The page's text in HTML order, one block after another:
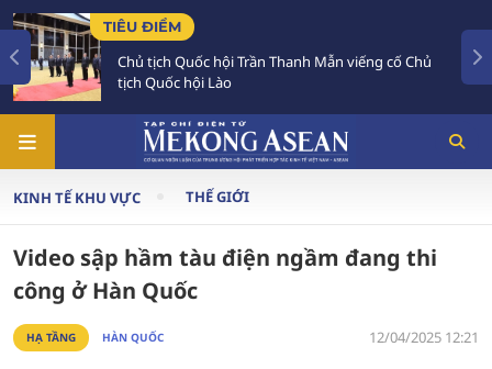
TIÊU ĐIỂM
Chủ tịch Quốc hội Trần Thanh Mẫn viếng cố Chủ
tịch Quốc hội Lào
KINH TẾ KHU VỰC THẾ GIỚI
Video sập hầm tàu điện ngầm đang thi
công ở Hàn Quốc
HẠ TẦNG HÀN QUỐC 12/04/2025 12:21